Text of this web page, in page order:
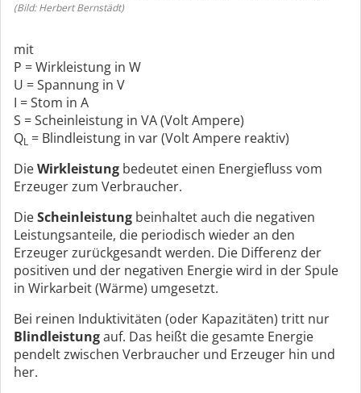
(Bild: Herbert Bernstädt)
mit
P = Wirkleistung in W
U = Spannung in V
I = Stom in A
S = Scheinleistung in VA (Volt Ampere)
QL = Blindleistung in var (Volt Ampere reaktiv)
DieWirkleistung bedeutet einen Energiefluss vom
Erzeuger zum Verbraucher.
DieScheinleistung beinhaltet auch die negativen
Leistungsanteile, die periodisch wieder an den
Erzeuger zurückgesandt werden. Die Differenz der
positiven und der negativen Energie wird in der Spule
in Wirkarbeit (Wärme) umgesetzt.
Bei reinen Induktivitäten (oder Kapazitäten) tritt nur
Blindleistungauf. Das heißt die gesamte Energie
pendelt zwischen Verbraucher und Erzeuger hin und
her.